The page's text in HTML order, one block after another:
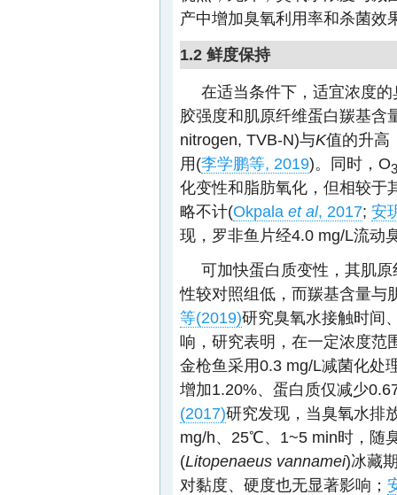
产中增加臭氧利用率和杀菌效
1.2 鲜度保持
在适当条件下，适宜浓度
胶强度和肌原纤维蛋白羰基含
nitrogen, TVB-N)与K值的升高
用(李学鹏等, 2019)。同时，O3
化变性和脂肪氧化，但相较于
略不计(Okpala et al, 2017; 安
现，罗非鱼片经4.0 mg/L流动
可加快蛋白质变性，其肌
性较对照组低，而羰基含量与
等(2019)研究臭氧水接触时间
响，研究表明，在一定浓度范
金枪鱼采用0.3 mg/L减菌化处
增加1.20%、蛋白质仅减少
(2017)研究发现，当臭氧水排
mg/h、25℃、1~5 min时，随
(Litopenaeus vannamei)冰藏
对黏度、硬度也无显著影响；